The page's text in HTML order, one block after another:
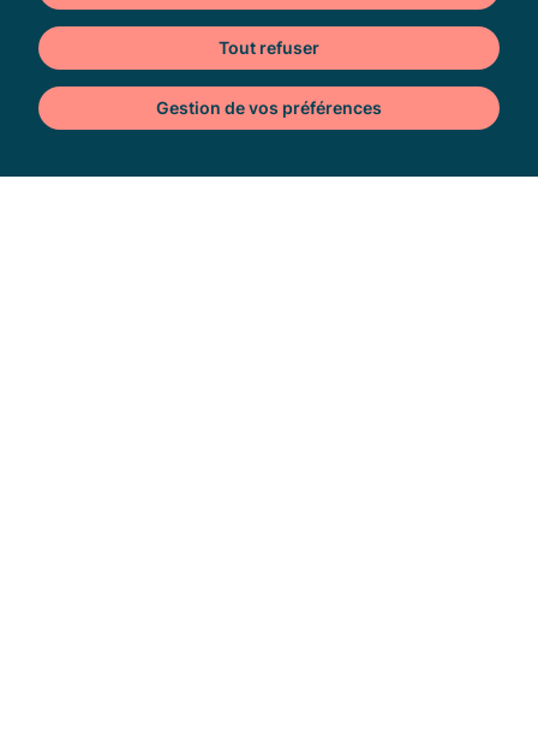
Heron Parc
Av. de l'Avenir,
59650 Villeneuve-d'Ascq, France
Nous contacter
Cookies
Tout refuser
Gestion de vos préférences